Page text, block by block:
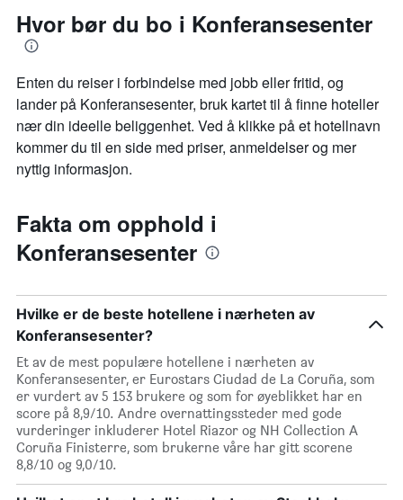
Hvor bør du bo i Konferansesenter
Enten du reiser i forbindelse med jobb eller fritid, og
lander på Konferansesenter, bruk kartet til å finne hoteller
nær din ideelle beliggenhet. Ved å klikke på et hotellnavn
kommer du til en side med priser, anmeldelser og mer
nyttig informasjon.
Fakta om opphold i
Konferansesenter
Hvilke er de beste hotellene i nærheten av
Konferansesenter?
Et av de mest populære hotellene i nærheten av
Konferansesenter, er Eurostars Ciudad de La Coruña, som
er vurdert av 5 153 brukere og som for øyeblikket har en
score på 8,9/10. Andre overnattingssteder med gode
vurderinger inkluderer Hotel Riazor og NH Collection A
Coruña Finisterre, som brukerne våre har gitt scorene
8,8/10 og 9,0/10.